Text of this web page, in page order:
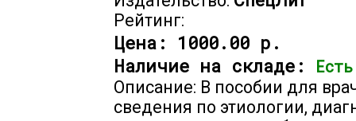
Рейтинг:
Цена: 1000.00 р.
Наличие на складе:
Описание: В пособии для
сведения по этиологии,